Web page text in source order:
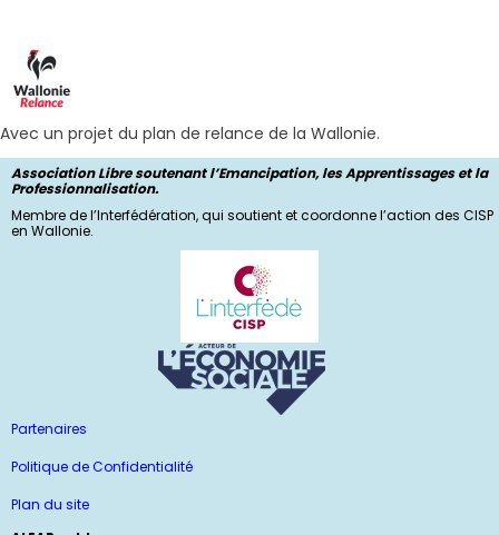
Avec un projet du plan de relance de la Wallonie.
Association Libre soutenant l’Emancipation, les Apprentissages et la
Professionnalisation.
Membre de l’Interfédération, qui soutient et coordonne l’action des CISP
en Wallonie.
Partenaires
Politique de Confidentialité
Plan du site